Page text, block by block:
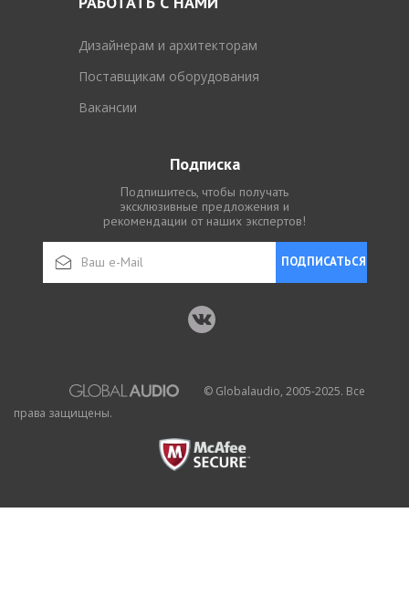
Дизайнерам и архитекторам
Поставщикам оборудования
Вакансии
Подписка
Подпишитесь, чтобы получать
эксклюзивные предложения и
рекомендации от наших экспертов!
ПОДПИСАТЬСЯ
© Globalaudio, 2005-2025. Все
права защищены.